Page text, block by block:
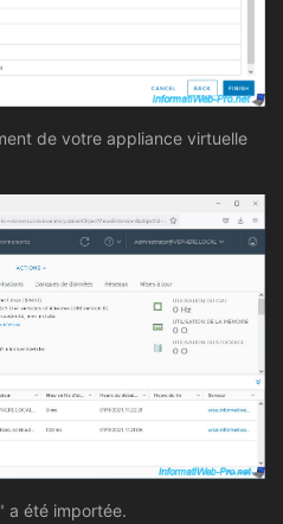
de votre appliance virtuelle
a été importée.